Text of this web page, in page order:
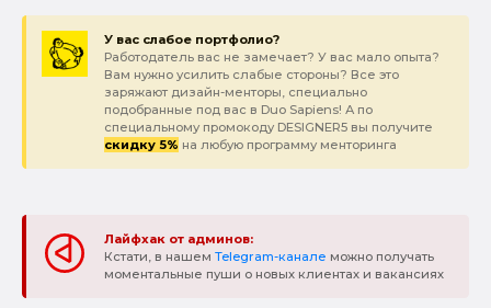
У вас слабое портфолио?
Работодатель вас не замечает? У вас мало опыта?
Вам нужно усилить слабые стороны? Все это
заряжают дизайн-менторы, специально
подобранные под вас в Duo Sapiens! А по
специальному промокоду DESIGNER5 вы получите
скидку 5% на любую программу менторинга
Лайфхак от админов:
Кстати, в нашем Telegram-канале можно получать
моментальные пуши о новых клиентах и вакансиях